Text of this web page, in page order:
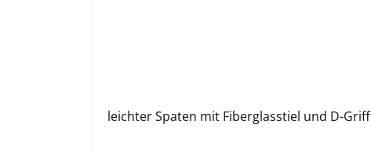
leichter Spaten mit Fiberglasstiel und D-Griff